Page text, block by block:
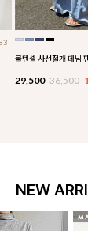
쿨텐셀 사선절개 데님
29,500 36,500
NEW